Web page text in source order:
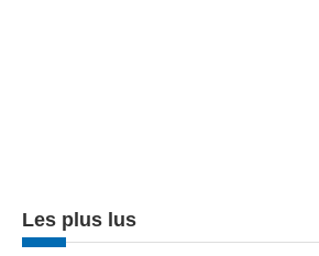
Les plus lus